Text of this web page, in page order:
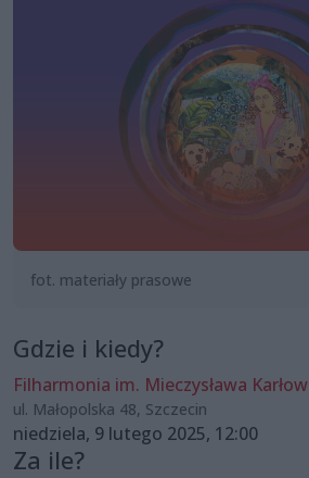
fot. materiały prasowe
Gdzie i kiedy?
Filharmonia im. Mieczysława
ul. Małopolska 48, Szczecin
niedziela, 9 lutego 2025, 12:00
Za ile?